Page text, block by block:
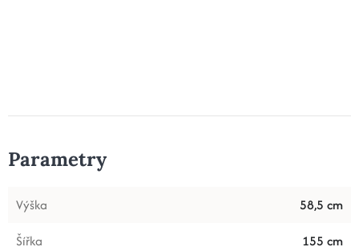
Parametry
Výška
58,5 cm
Šířka
155 cm